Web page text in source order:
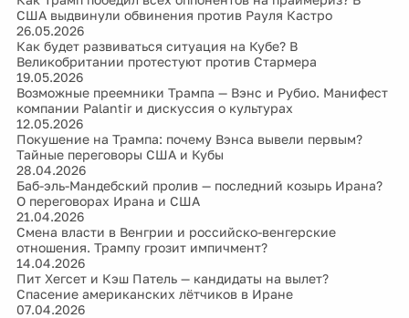
США выдвинули обвинения против Рауля Кастро
26.05.2026
Как будет развиваться ситуация на Кубе? В
Великобритании протестуют против Стармера
19.05.2026
Возможные преемники Трампа — Вэнс и Рубио. Манифест
компании Palantir и дискуссия о культурах
12.05.2026
Покушение на Трампа: почему Вэнса вывели первым?
Тайные переговоры США и Кубы
28.04.2026
Баб-эль-Мандебский пролив — последний козырь Ирана?
О переговорах Ирана и США
21.04.2026
Смена власти в Венгрии и российско-венгерские
отношения. Трампу грозит импичмент?
14.04.2026
Пит Хегсет и Кэш Патель — кандидаты на вылет?
Спасение американских лётчиков в Иране
07.04.2026